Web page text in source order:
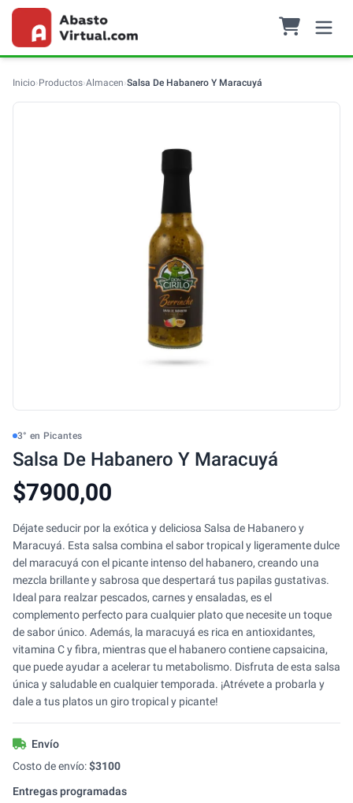
Inicio›Productos›Almacen›Salsa De Habanero Y Maracuyá
3° en Picantes
Salsa De Habanero Y Maracuyá
$7900,00
Déjate seducir por la exótica y deliciosa Salsa de Habanero y
Maracuyá. Esta salsa combina el sabor tropical y ligeramente dulce
del maracuyá con el picante intenso del habanero, creando una
mezcla brillante y sabrosa que despertará tus papilas gustativas.
Ideal para realzar pescados, carnes y ensaladas, es el
complemento perfecto para cualquier plato que necesite un toque
de sabor único. Además, la maracuyá es rica en antioxidantes,
vitamina C y fibra, mientras que el habanero contiene capsaicina,
que puede ayudar a acelerar tu metabolismo. Disfruta de esta salsa
única y saludable en cualquier temporada. ¡Atrévete a probarla y
dale a tus platos un giro tropical y picante!
Envío
Costo de envío:$3100
Entregas programadas